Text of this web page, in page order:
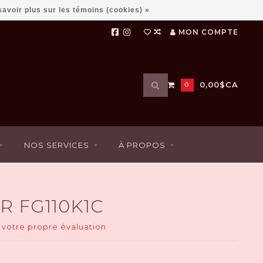
MON COMPTE
Utilisez
les
et
pour
sélectionner
0 0,00$CA
NOS SERVICES À PROPOS
FG110K1C
votre propre évaluation
plus sur les témoins (cookies) »